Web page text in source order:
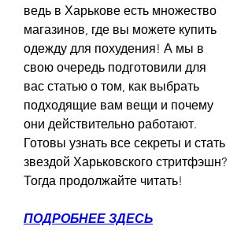
ведь в Харькове есть множество
магазинов, где вы можете купить
одежду для похудения! А мы в
свою очередь подготовили для
вас статью о том, как выбрать
подходящие вам вещи и почему
они действительно работают.
Готовы узнать все секреты и стать
звездой Харьковского стритфэшн?
Тогда продолжайте читать!
ПОДРОБНЕЕ ЗДЕСЬ